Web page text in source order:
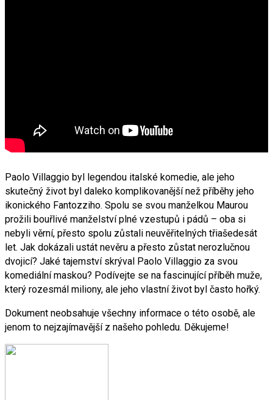
Paolo Villaggio byl legendou italské komedie, ale jeho
skutečný život byl daleko komplikovanější než příběhy jeho
ikonického Fantozziho. Spolu se svou manželkou Maurou
prožili bouřlivé manželství plné vzestupů i pádů – oba si
nebyli věrní, přesto spolu zůstali neuvěřitelných třiašedesát
let. Jak dokázali ustát nevěru a přesto zůstat nerozlučnou
dvojicí? Jaké tajemství skrýval Paolo Villaggio za svou
komediální maskou? Podívejte se na fascinující příběh muže,
který rozesmál miliony, ale jeho vlastní život byl často hořký.
Dokument neobsahuje všechny informace o této osobě, ale
jenom to nejzajímavější z našeho pohledu. Děkujeme!